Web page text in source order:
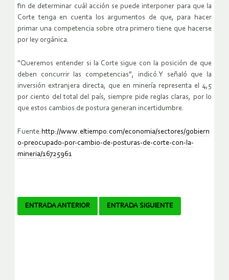
fin de determinar cuál acción se puede interponer para que la
Corte tenga en cuenta los argumentos de que, para hacer
primar una competencia sobre otra primero tiene que hacerse
por ley orgánica.
“Queremos entender si la Corte sigue con la posición de que
deben concurrir las competencias”, indicó.Y señaló que la
inversión extranjera directa, que en minería representa el 4,5
por ciento del total del país, siempre pide reglas claras, por lo
que estos cambios de postura generan incertidumbre.
Fuente: http://www.eltiempo.com/economia/sectores/gobiern
o-preocupado-por-cambio-de-posturas-de-corte-con-la-
mineria/16725961
Navegador
ENTRADA ANTERIOR ENTRADA SIGUIENTE